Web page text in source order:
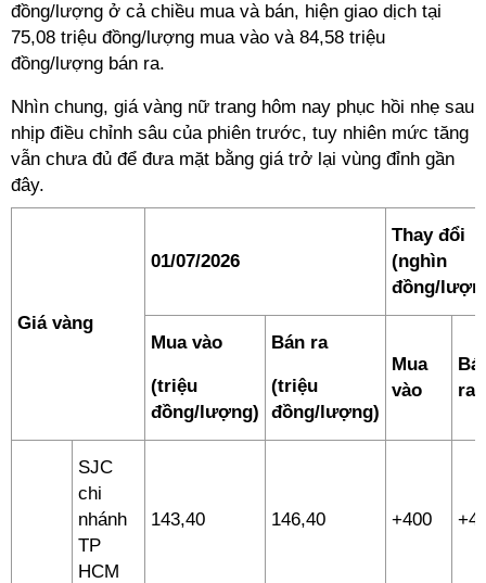
đồng/lượng ở cả chiều mua và bán, hiện giao dịch tại
75,08 triệu đồng/lượng mua vào và 84,58 triệu
đồng/lượng bán ra.
Nhìn chung, giá vàng nữ trang hôm nay phục hồi nhẹ sau
nhịp điều chỉnh sâu của phiên trước, tuy nhiên mức tăng
vẫn chưa đủ để đưa mặt bằng giá trở lại vùng đỉnh gần
đây.
Giá vàng
01/07/2026
Thay đổi
(nghìn
đồng/
Mua vào
(triệu
đồng/lượng)
Bán ra
(triệu
đồng/lượng)
Mua
vào
ra
SJC
chi
nhánh
TP
HCM
143,40 146,40 +400